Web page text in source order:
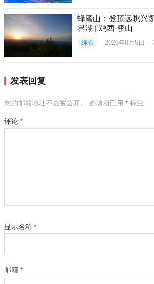
蜂蜜山：登顶远眺兴
界湖 | 鸡西·密山
综合 2026年8月5日 ·
发表回复
您的邮箱地址不会被公开。 必填项已用 *标注
评论 *
显示名称 *
邮箱 *